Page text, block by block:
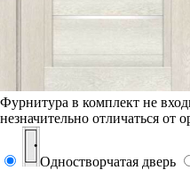
Фурнитура в комплект не
незначительно отличаться от
Одностворчатая дверь